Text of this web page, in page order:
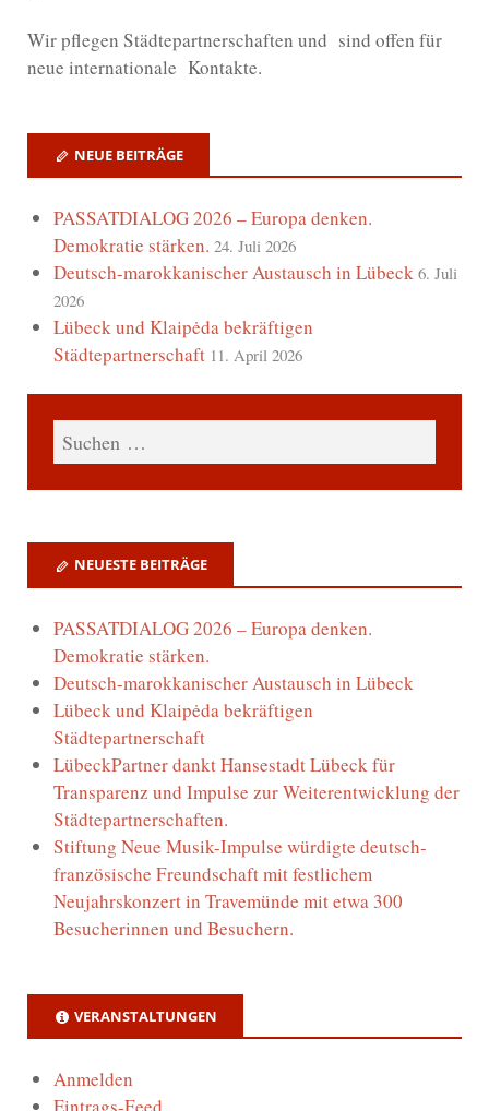
Wirpflegen Städtepartnerschaften und sind offen für
neue internationale Kontakte.
NEUE BEITRÄGE
PASSATDIALOG 2026 – Europa denken.
Demokratie stärken. 24. Juli 2026
Deutsch-marokkanischer Austausch in Lübeck 6. Juli
2026
Lübeck und Klaipėda bekräftigen
Städtepartnerschaft 11. April 2026
NEUESTE BEITRÄGE
PASSATDIALOG 2026 – Europa denken.
Demokratie stärken.
Deutsch-marokkanischer Austausch in Lübeck
Lübeck und Klaipėda bekräftigen
Städtepartnerschaft
LübeckPartner dankt Hansestadt Lübeck für
Transparenz und Impulse zur Weiterentwicklung der
Städtepartnerschaften.
Stiftung Neue Musik-Impulse würdigte deutsch-
französische Freundschaft mit festlichem
Neujahrskonzert in Travemünde mit etwa 300
Besucherinnen und Besuchern.
VERANSTALTUNGEN
Anmelden